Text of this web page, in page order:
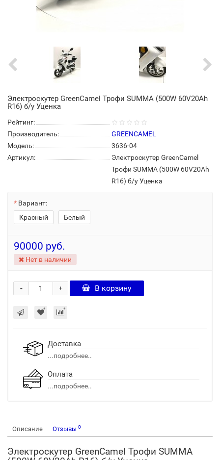
Электроскутер GreenCamel Трофи SUMMA (500W 60V20Ah
R16) б/у Уценка
Рейтинг:
Производитель:
GREENCAMEL
Модель:
3636-04
Артикул:
Электроскутер GreenCamel
Трофи SUMMA (500W 60V20Ah
R16) б/у Уценка
Вариант:
Красный
Белый
90000 руб.
Нет в наличии
+
- В корзину
Доставка
...подробнее..
Оплата
...подробнее..
Описание Отзывы 0
Электроскутер GreenCamel Трофи SUMMA